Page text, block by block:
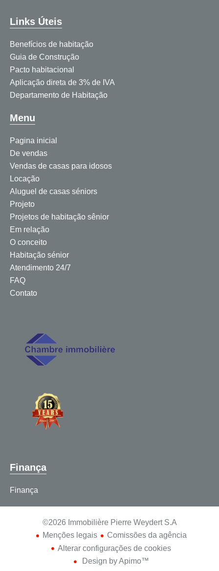
Links Úteis
Benefícios de habitação
Guia de Construção
Pacto habitacional
Aplicação direta de 3% de IVA
Departamento de Habitação
Menu
Pagina inicial
De vendas
Vendas de casas para idosos
Locação
Aluguel de casas séniors
Projeto
Projetos de habitação sênior
Em relação
O conceito
Habitação sénior
Atendimento 24/7
FAQ
Contato
Finança
Finança
©2026 Immobilière Pierre Weydert S.A
Menções legais
Comissões da agência
Alterar configurações de cookies
Design byApimo™